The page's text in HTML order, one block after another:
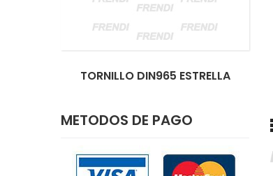
TORNILLO DIN965 ESTRELLA
METODOS DE PAGO